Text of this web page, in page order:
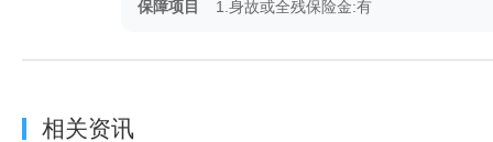
保障项目 1.身故或全残保险金:有
相关资讯